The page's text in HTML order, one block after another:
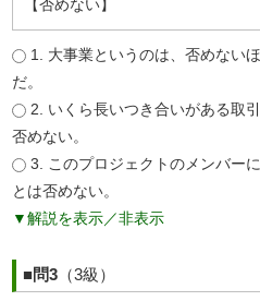
【否めない】
1. 大事業というのは、否めない
だ。
2. いくら長いつき合いがある取
否めない。
3. このプロジェクトのメンバー
とは否めない。
▼解説を表示／非表示
■問3（3級）